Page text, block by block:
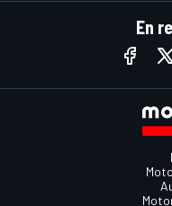
En